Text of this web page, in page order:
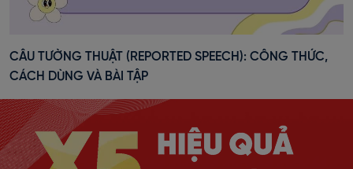
CÂU TƯỜNG THUẬT (REPORTED SPEECH): CÔNG THỨC,
CÁCH DÙNG VÀ BÀI TẬP